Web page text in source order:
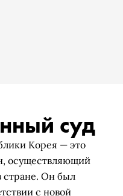
суд
Корея — это
осуществляющий
стране. Он был
с новой